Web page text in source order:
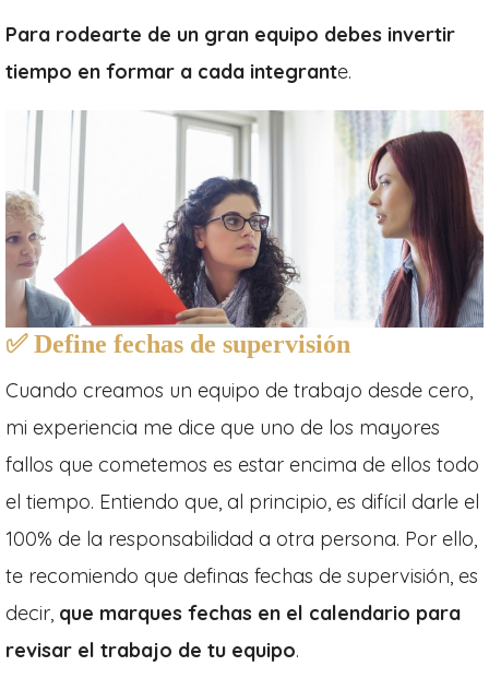
Para rodearte de un gran equipo debes invertir
tiempo en formar a cada integrante.
✅Define fechas de supervisión
Cuando creamos un equipo de trabajo desde cero,
mi experiencia me dice que uno de los mayores
fallos que cometemos es estar encima de ellos todo
el tiempo. Entiendo que, al principio, es difícil darle el
100% de la responsabilidad a otra persona. Por ello,
te recomiendo que definas fechas de supervisión, es
decir, que marques fechas en el calendario para
revisar el trabajo de tu equipo.